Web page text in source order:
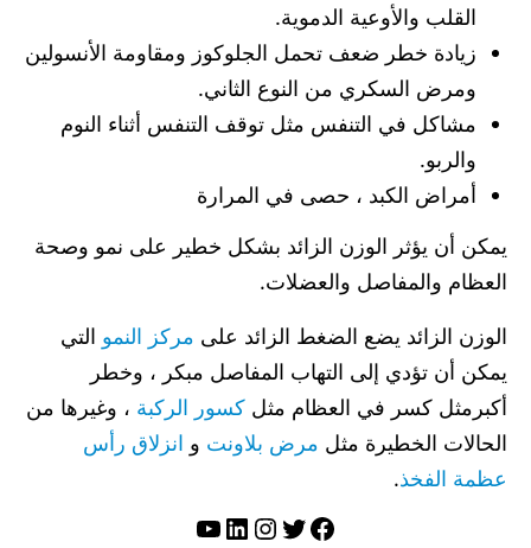
القلب والأوعية الدموية.
زيادة خطر ضعف تحمل الجلوكوز ومقاومة الأنسولين
ومرض السكري من النوع الثاني.
مشاكل في التنفس مثل توقف التنفس أثناء النوم
والربو.
أمراض الكبد ، حصى في المرارة
يمكن أن يؤثر الوزن الزائد بشكل خطير على نمو وصحة
العظام والمفاصل والعضلات.
الوزن الزائد يضع الضغط الزائد على مركز النمو التي
يمكن أن تؤدي إلى التهاب المفاصل مبكر ، وخطر
أكبرمثل كسر في العظام مثل كسور الركبة ، وغيرها من
الحالات الخطيرة مثل مرض بلاونت و انزلاق رأس
عظمة الفخذ.
فيسبوك
تويترإنستجرام
لينكد إنيوتيوب